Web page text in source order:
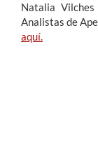
Natalia
Analistas de
aquí.